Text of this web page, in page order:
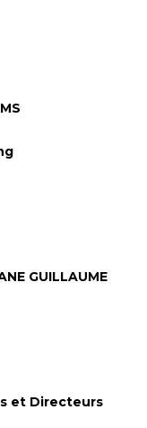
GUILLAUME
et Directeurs